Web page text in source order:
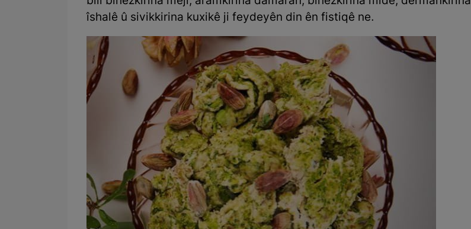
îshalê û sivikkirina kuxikê ji feydeyên din ên fistiqê ne.